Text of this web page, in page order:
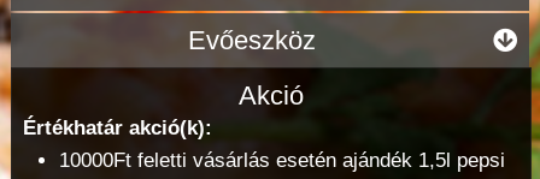
Evőeszköz
Akció
Értékhatár akció(k):
10000Ft feletti vásárlás esetén ajándék 1,5l pepsi